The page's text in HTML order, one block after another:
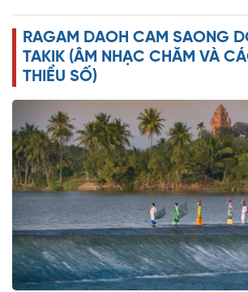
e
o
RAGAM DAOH CAM SAONG
TAKIK (ÂM NHẠC CHĂM VÀ
THIỂU SỐ)